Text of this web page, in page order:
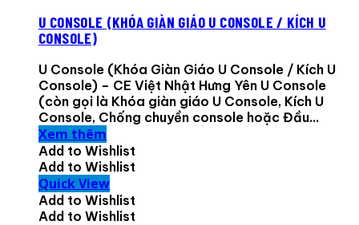
U CONSOLE (KHÓA GIÀN GIÁO U CONSOLE / KÍCH U
CONSOLE)
U Console (Khóa Giàn Giáo U Console / Kích U
Console) – CE Việt Nhật Hưng Yên U Console
(còn gọi là Khóa giàn giáo U Console, Kích U
Console, Chống chuyền console hoặc Đầu...
Xem thêm
Add to Wishlist
Add to Wishlist
Quick View
Add to Wishlist
Add to Wishlist